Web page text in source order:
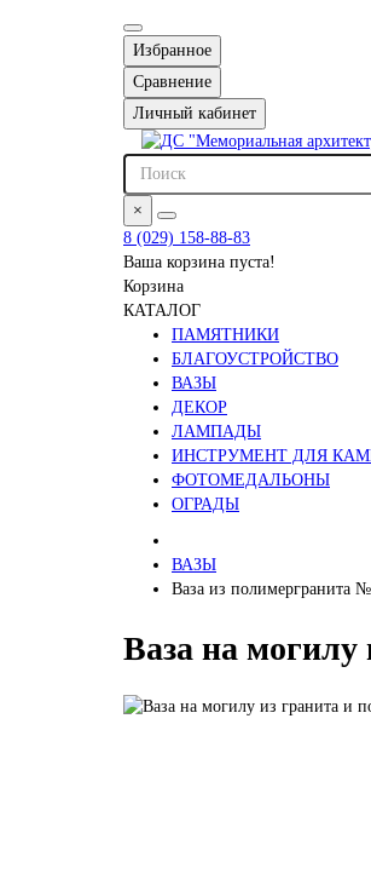
Избранное
Сравнение
Личный кабинет
×
8 (029) 158-88-83
Ваша корзина пуста!
Корзина
КАТАЛОГ
ПАМЯТНИКИ
БЛАГОУСТРОЙСТВО
ВАЗЫ
ДЕКОР
ЛАМПАДЫ
ИНСТРУМЕНТ ДЛЯ
ФОТОМЕДАЛЬОНЫ
ОГРАДЫ
ВАЗЫ
Ваза из полимергранита
Ваза на могилу